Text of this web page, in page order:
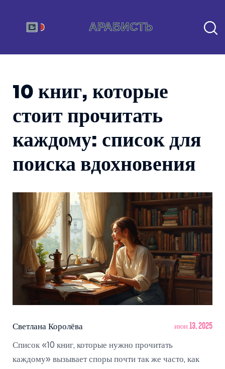
10 книг, которые
стоит прочитать
каждому: список для
поиска вдохновения
Светлана Королёва июн 13, 2025
Список «10 книг, которые нужно прочитать
каждому» вызывает споры почти так же часто, как